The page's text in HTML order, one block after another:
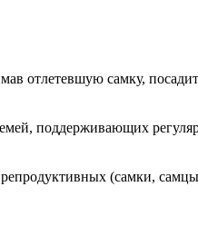
отлетевшую самку,
поддерживающих
(самки,